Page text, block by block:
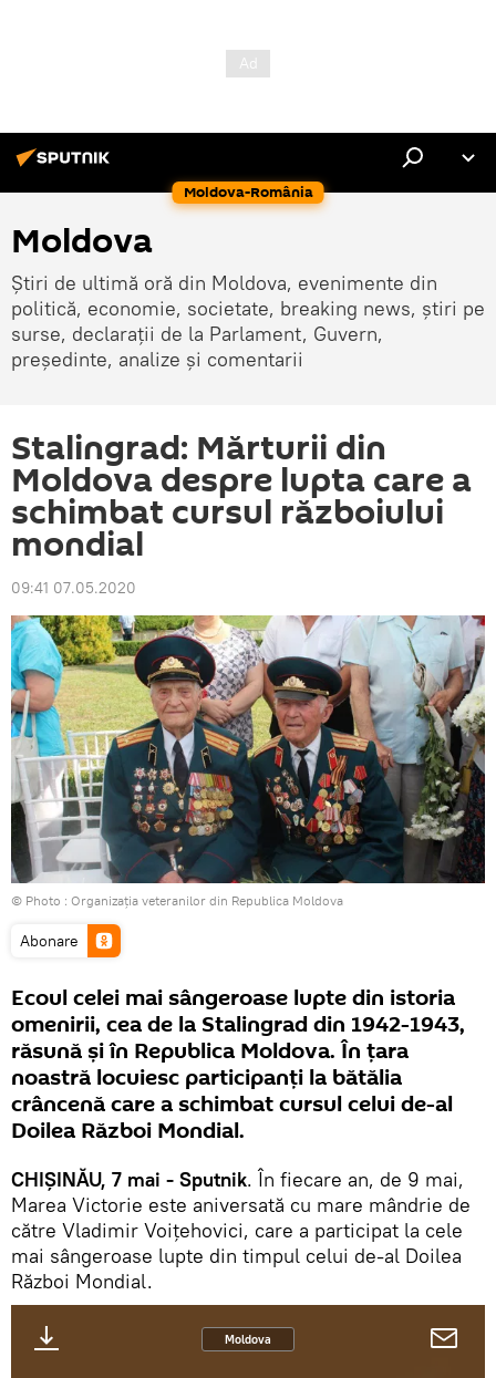
Moldova-România
Moldova
Știri de ultimă oră din Moldova, evenimente din
politică, economie, societate, breaking news, știri pe
surse, declarații de la Parlament, Guvern,
președinte, analize și comentarii
Stalingrad: Mărturii din
Moldova despre lupta care a
schimbat cursul războiului
mondial
09:41 07.05.2020
© Photo : Organizaţia veteranilor din Republica Moldova
Abonare
Ecoul celei mai sângeroase lupte din istoria
omenirii, cea de la Stalingrad din 1942-1943,
răsună și în Republica Moldova. În țara
noastră locuiesc participanți la bătălia
crâncenă care a schimbat cursul celui de-al
Doilea Război Mondial.
CHIȘINĂU, 7 mai - Sputnik. În fiecare an, de 9 mai,
Marea Victorie este aniversată cu mare mândrie de
către Vladimir Voițehovici, care a participat la cele
mai sângeroase lupte din timpul celui de-al Doilea
Război Mondial.
Moldova